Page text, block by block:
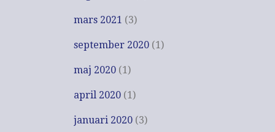
mars 2021 (3)
september 2020 (1)
maj 2020 (1)
april 2020 (1)
januari 2020 (3)